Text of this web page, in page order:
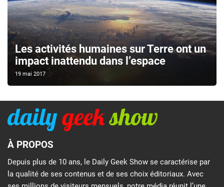
Les activités humaines sur Terre ont un
impact inattendu dans l’espace
19 mai 2017
À PROPOS
Depuis plus de 10 ans, le Daily Geek Show se caractérise par
la qualité de ses contenus et de ses choix éditoriaux. Avec